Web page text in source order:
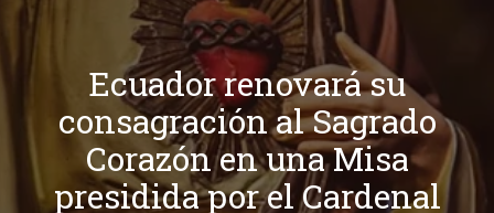
Ecuador renovará su
consagración al Sagrado
Corazón en una Misa
presidida por el Cardenal